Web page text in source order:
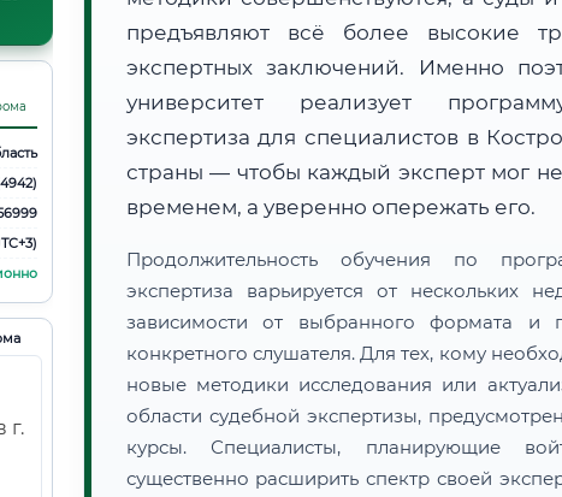
предъявляют всё более высокие
экспертных заключений. Именно
университет реализует
экспертиза для специалистов в
страны — чтобы каждый эксперт мог
временем, а уверенно опережать его.
Продолжительность обучения по
экспертиза варьируется от нескольких
зависимости от выбранного формата и
конкретного слушателя. Для тех, кому
новые методики исследования или
области судебной экспертизы,
курсы. Специалисты, планирующие
существенно расширить спектр своей